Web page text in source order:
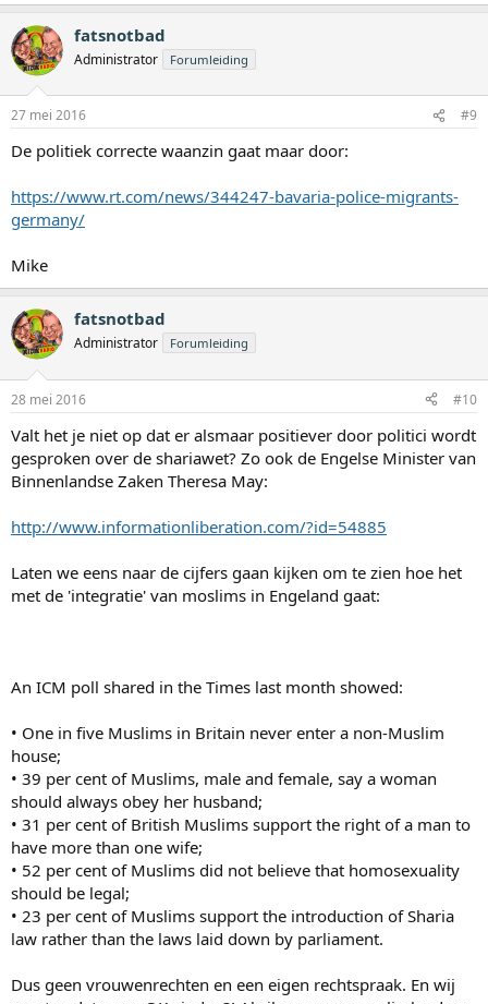
fatsnotbad
Administrator Forumleiding
27 mei 2016 #9
De politiek correcte waanzin gaat maar door:
https://www.rt.com/news/344247-bavaria-police-migrants-
germany/
Mike
fatsnotbad
Administrator Forumleiding
28 mei 2016 #10
Valt het je niet op dat er alsmaar positiever door politici wordt
gesproken over de shariawet? Zo ook de Engelse Minister van
Binnenlandse Zaken Theresa May:
http://www.informationliberation.com/?id=54885
Laten we eens naar de cijfers gaan kijken om te zien hoe het
met de 'integratie' van moslims in Engeland gaat:
An ICM poll shared in the Times last month showed:
• One in five Muslims in Britain never enter a non-Muslim
house;
• 39 per cent of Muslims, male and female, say a woman
should always obey her husband;
• 31 per cent of British Muslims support the right of a man to
have more than one wife;
• 52 per cent of Muslims did not believe that homosexuality
should be legal;
• 23 per cent of Muslims support the introduction of Sharia
law rather than the laws laid down by parliament.
Dus geen vrouwenrechten en een eigen rechtspraak. En wij